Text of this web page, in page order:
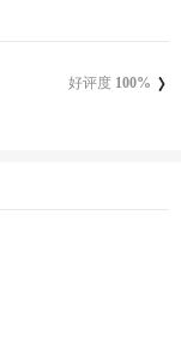
好评度 100%